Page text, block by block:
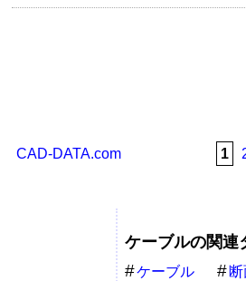
CAD-DATA.com 1
ケーブルの関連
ケーブル